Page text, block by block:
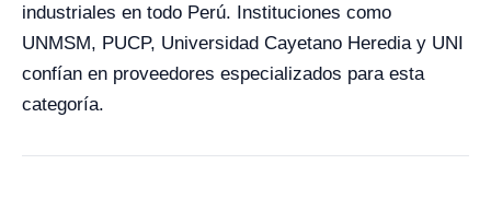
industriales en todo Perú. Instituciones como
UNMSM, PUCP, Universidad Cayetano Heredia y UNI
confían en proveedores especializados para esta
categoría.